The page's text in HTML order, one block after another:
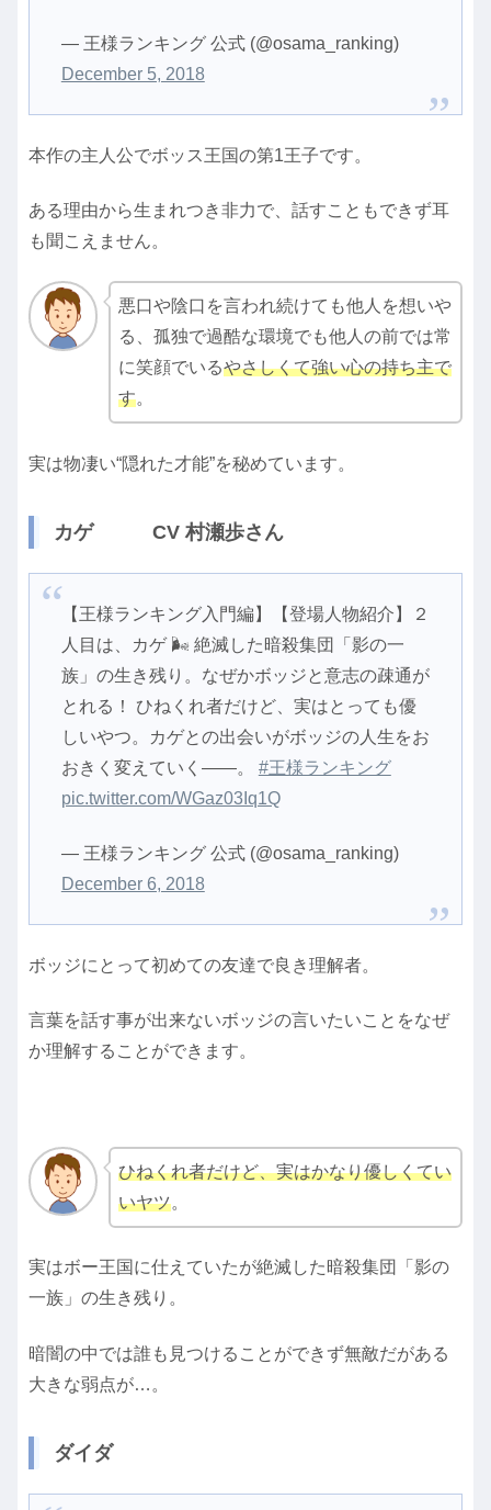
— 王様ランキング 公式 (@osama_ranking)
December 5, 2018
本作の主人公でボッス王国の第1王子です。
ある理由から生まれつき非力で、話すこともできず耳
も聞こえません。
悪口や陰口を言われ続けても他人を想いや
る、孤独で過酷な環境でも他人の前では常
に笑顔でいるやさしくて強い心の持ち主で
す。
実は物凄い“隠れた才能”を秘めています。
カゲ CV 村瀬歩さん
【王様ランキング入門編】【登場人物紹介】２
人目は、カゲ 🌬️ 絶滅した暗殺集団「影の一
族」の生き残り。なぜかボッジと意志の疎通が
とれる！ ひねくれ者だけど、実はとっても優
しいやつ。カゲとの出会いがボッジの人生をお
おきく変えていく――。 #王様ランキング
pic.twitter.com/WGaz03Iq1Q
— 王様ランキング 公式 (@osama_ranking)
December 6, 2018
ボッジにとって初めての友達で良き理解者。
言葉を話す事が出来ないボッジの言いたいことをなぜ
か理解することができます。
ひねくれ者だけど、実はかなり優しくてい
いヤツ。
実はボー王国に仕えていたが絶滅した暗殺集団「影の
一族」の生き残り。
暗闇の中では誰も見つけることができず無敵だがある
大きな弱点が…。
ダイダ